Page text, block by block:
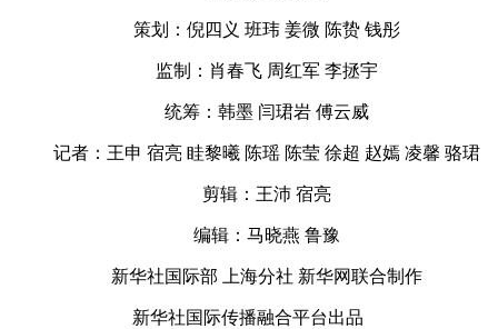
策划：倪四义 班玮 姜微 陈贽 钱彤
监制：肖春飞 周红军 李拯宇
统筹：韩墨 闫珺岩 傅云威
记者：王申 宿亮 眭黎曦 陈瑶 陈莹 徐超 赵嫣 凌馨 骆珺
剪辑：王沛 宿亮
编辑：马晓燕 鲁豫
新华社国际部 上海分社 新华网联合制作
新华社国际传播融合平台出品